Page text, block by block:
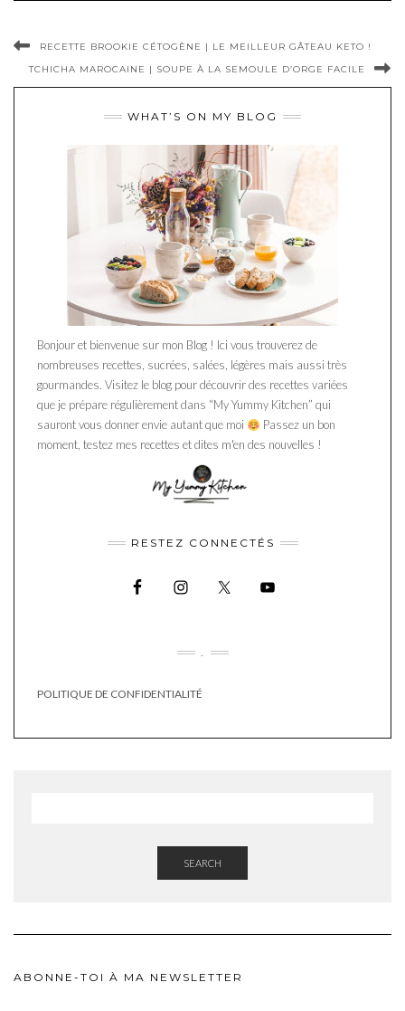
RECETTE BROOKIE CÉTOGÈNE | LE MEILLEUR GÂTEAU KETO !
TCHICHA MAROCAINE | SOUPE À LA SEMOULE D’ORGE FACILE
WHAT’S ON MY BLOG
Bonjour et bienvenue sur mon Blog ! Ici vous trouverez de
nombreuses recettes, sucrées, salées, légères mais aussi très
gourmandes. Visitez le blog pour découvrir des recettes variées
que je prépare régulièrement dans “My Yummy Kitchen” qui
sauront vous donner envie autant que moi
Passez un bon
moment, testez mes recettes et dites m'en des nouvelles !
RESTEZ CONNECTÉS
.
POLITIQUE DE CONFIDENTIALITÉ
SEARCH
ABONNE-TOI À MA NEWSLETTER